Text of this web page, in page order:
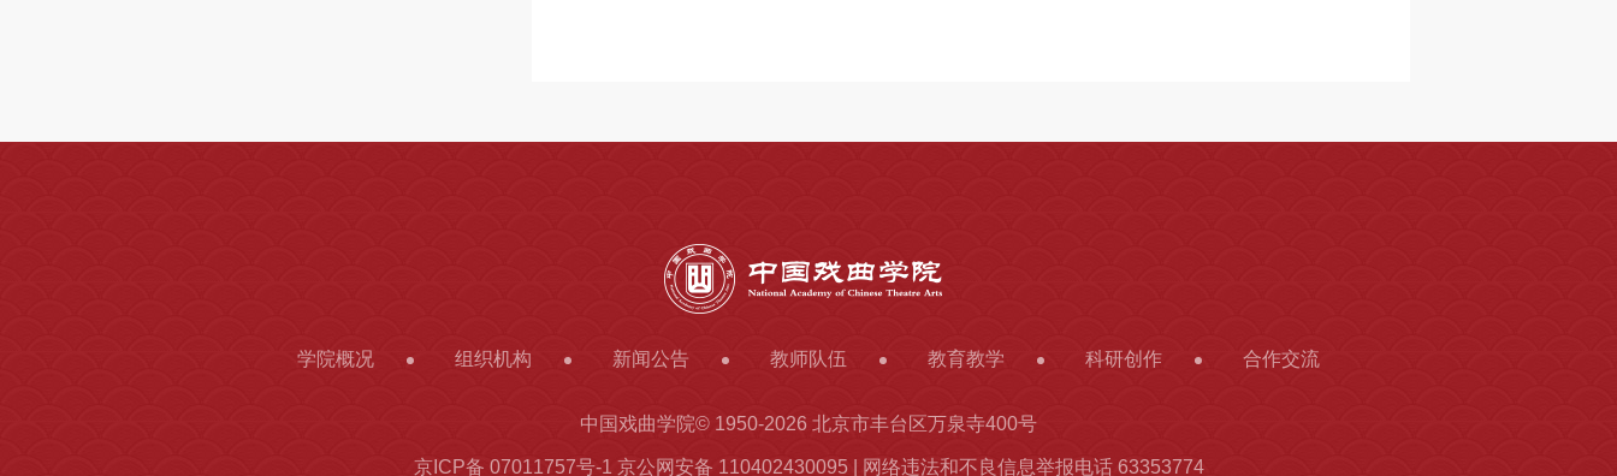
学院概况 组织机构 新闻公告 教师队伍 教育教学 科研创作 合作交流
中国戏曲学院© 1950-2026 北京市丰台区万泉寺400号
京ICP备 07011757号-1 京公网安备 110402430095 | 网络违法和不良信息举报电话 63353774